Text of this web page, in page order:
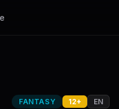
FANTASY 12+ EN